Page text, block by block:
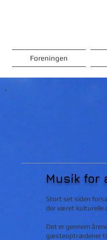
Foreningen
Musik for
Stort set siden
der været kulturelle
Det er gennem
gæsteoptrædener